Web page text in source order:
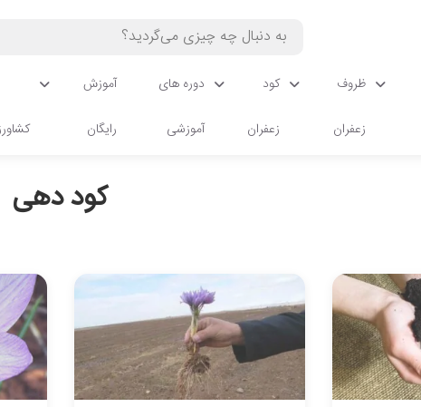
ظروف
زعفران
کود
زعفران
دوره های
آموزشی
آموزش
رایگان
کود دهی